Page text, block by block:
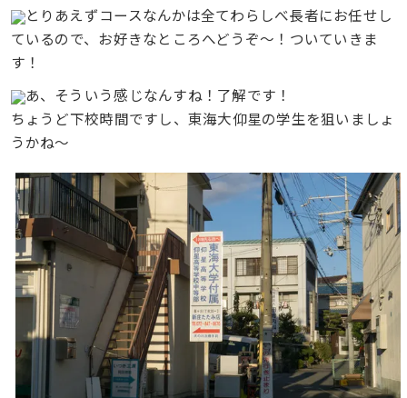
とりあえずコースなんかは全てわらしべ長者にお任せし
ているので、お好きなところへどうぞ〜！ついていきま
す！
あ、そういう感じなんすね！了解です！
ちょうど下校時間ですし、東海大仰星の学生を狙いましょ
うかね〜